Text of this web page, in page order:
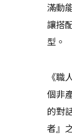
滿動
讓搭
型。
《職
個非
的對
者』